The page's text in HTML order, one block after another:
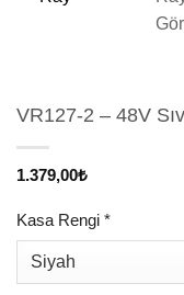
VR127-2 – 48V
1.379,00₺
Kasa Rengi *